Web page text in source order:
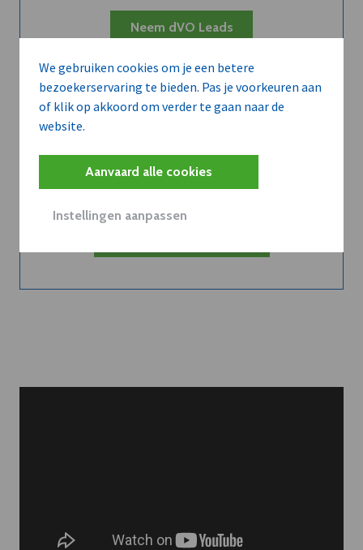
We gebruiken cookies om je een betere
bezoekerservaring te bieden. Pas je voorkeuren aan
of klik op akkoord om verder te gaan naar de
website.
Aanvaard alle cookies
Instellingen aanpassen
Neem dVO Leads
delen?